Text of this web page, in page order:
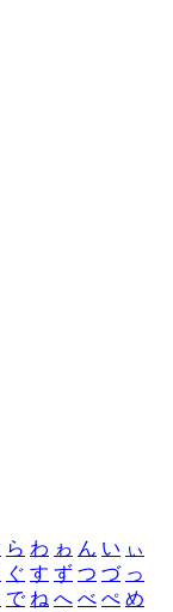
ら わ ゎ ん い ぃ
ぐ す ず つ づ っ
で ね へ べ ぺ め